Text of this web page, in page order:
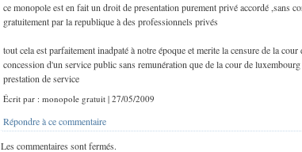
ce monopole est en fait un droit de presentation purement privé accordé ,sans
gratuitement par la republique à des professionnels privés
tout cela est parfaitement inadpaté à notre époque et merite la censure de la cour
concession d'un service public sans remunération que de la cour de
prestation de service
Écrit par : monopole gratuit | 27/05/2009
Répondre à ce commentaire
Les commentaires sont fermés.